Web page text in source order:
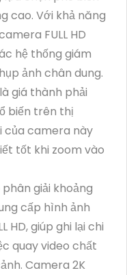
cao. Với khả năng
FULL HD
hệ thống giám
ảnh chân dung.
giá thành phải
biến trên thị
của camera này
tốt khi zoom vào
giải khoảng
cấp hình ảnh
HD, giúp ghi lại chi
quay video chất
Camera 2K